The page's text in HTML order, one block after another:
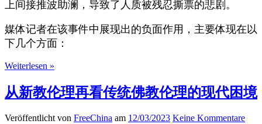
上间接推波助澜，导致了人质被残忍撕票的悲剧。
媒体记者在该事件中展现出的负面作用，主要体现在以
下几个方面：
Weiterlesen »
从新教伦理再看传统佛教伦理的现代困境
Veröffentlicht von FreeChina am 12/03/2023 Keine Kommentare